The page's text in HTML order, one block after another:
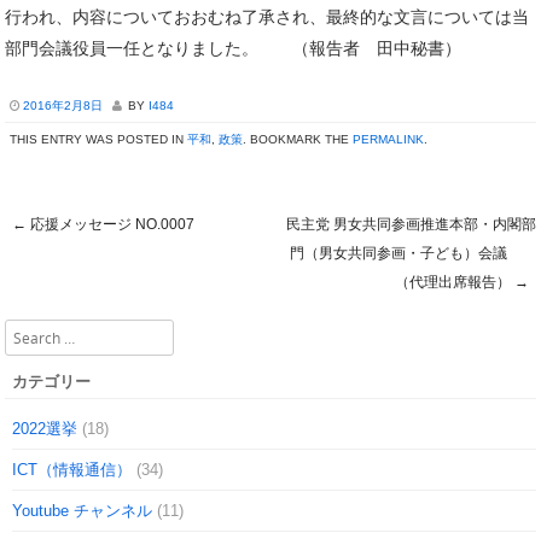
行われ、内容についておおむね了承され、最終的な文言については当
部門会議役員一任となりました。 （報告者 田中秘書）
2016年2月8日 BY I484
THIS ENTRY WAS POSTED IN 平和 政策 . BOOKMARK THE PERMALINK
← 応援メッセージ NO.0007
民主党 男女共同参画推進本部・内閣部
門（男女共同参画・子ども）会議
（代理出席報告）
→
Search
カテゴリー
2022選挙 (18)
ICT（情報通信） (34)
Youtube チャンネル (11)